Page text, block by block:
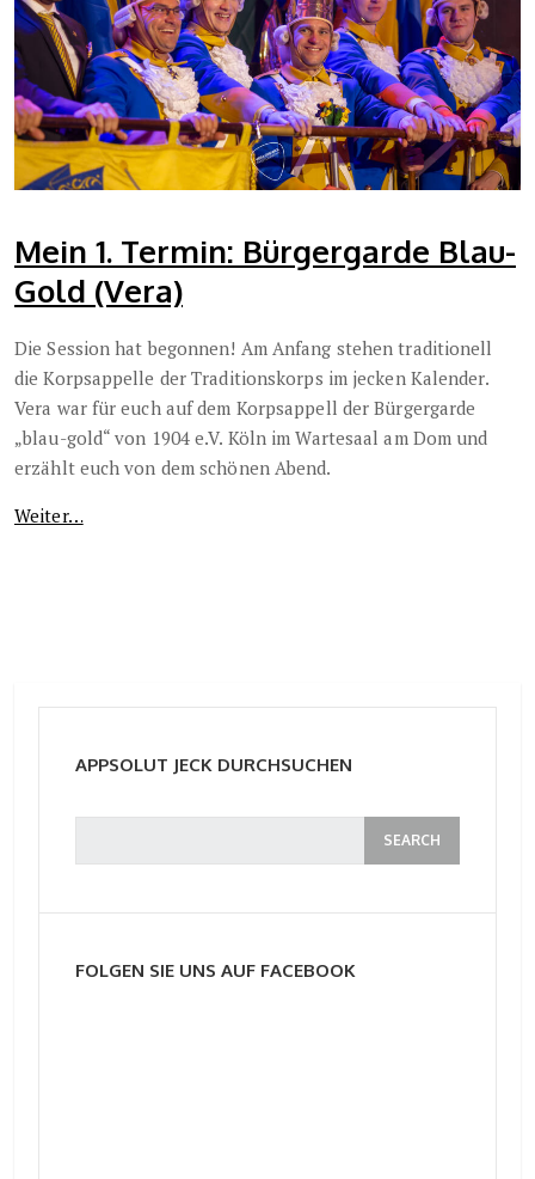
Mein 1. Termin: Bürgergarde Blau-
Gold (Vera)
Die Session hat begonnen! Am Anfang stehen traditionell
die Korpsappelle der Traditionskorps im jecken Kalender.
Vera war für euch auf dem Korpsappell der Bürgergarde
„blau-gold“ von 1904 e.V. Köln im Wartesaal am Dom und
erzählt euch von dem schönen Abend.
Weiter…
APPSOLUT JECK DURCHSUCHEN
FOLGEN SIE UNS AUF FACEBOOK